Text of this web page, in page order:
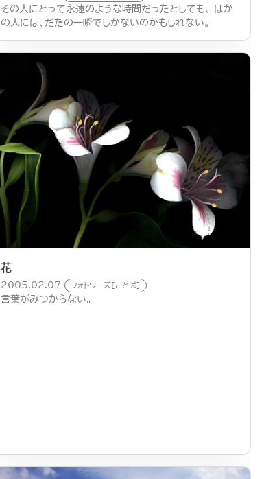
その人にとって永遠のような時間だったとしても、 ほか
の人には、だたの一瞬でしかないのかもしれない。
花
2005.02.07 フォトワーズ[ことば]
言葉がみつからない。